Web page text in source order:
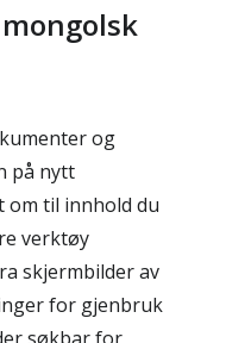
og
på nytt
om til innhold du
verktøy
skjermbilder av
for gjenbruk